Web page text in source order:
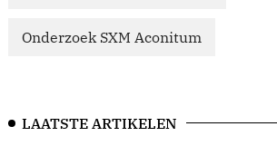
Onderzoek SXM Aconitum
LAATSTE ARTIKELEN